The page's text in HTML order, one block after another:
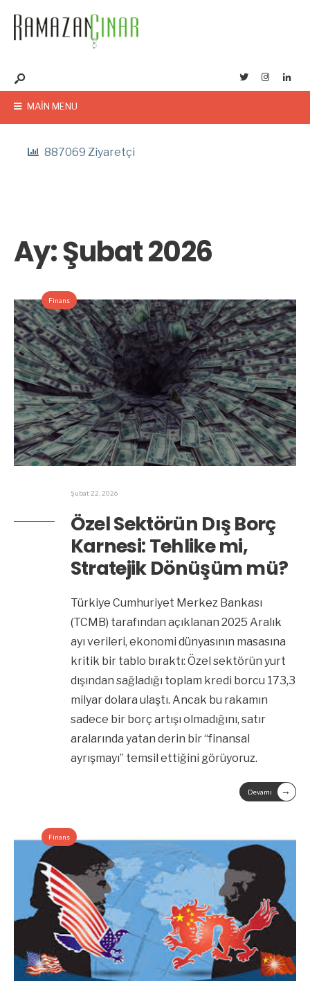
MAIN MENU
887069 Ziyaretçi
Ay:Şubat 2026
Finans
Şubat 22, 2026
Özel Sektörün Dış Borç
Karnesi: Tehlike mi,
Stratejik Dönüşüm mü?
Türkiye Cumhuriyet Merkez Bankası
(TCMB) tarafından açıklanan 2025 Aralık
ayı verileri, ekonomi dünyasının masasına
kritik bir tablo bıraktı: Özel sektörün yurt
dışından sağladığı toplam kredi borcu 173,3
milyar dolara ulaştı. Ancak bu rakamın
sadece bir borç artışı olmadığını, satır
aralarında yatan derin bir “finansal
ayrışmayı” temsil ettiğini görüyoruz.
Devamı →
Finans